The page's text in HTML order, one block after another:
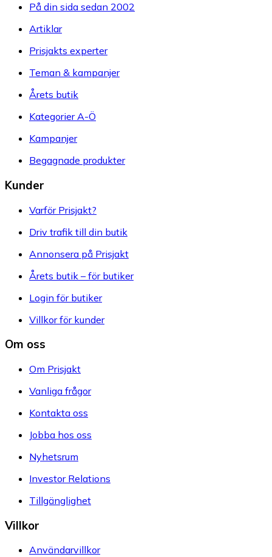
På din sida sedan 2002
Artiklar
Prisjakts experter
Teman & kampanjer
Årets butik
Kategorier A-Ö
Kampanjer
Begagnade produkter
Kunder
Varför Prisjakt?
Driv trafik till din butik
Annonsera på Prisjakt
Årets butik – för butiker
Login för butiker
Villkor för kunder
Om oss
Om Prisjakt
Vanliga frågor
Kontakta oss
Jobba hos oss
Nyhetsrum
Investor Relations
Tillgänglighet
Villkor
Användarvillkor